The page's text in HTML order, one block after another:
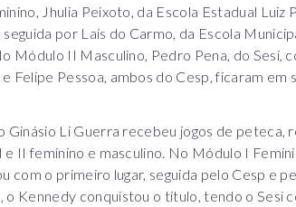
Jhulia Peixoto, da Escola Estadual Luiz
por Laís do Carmo, da Escola
Módulo II Masculino, Pedro Pena, do Sesi,
Felipe Pessoa, ambos do Cesp, ficaram em
Ginásio Li Guerra recebeu jogos de peteca,
II feminino e masculino. No Módulo I
com o primeiro lugar, seguida pelo Cesp e
o Kennedy conquistou o título, tendo o Sesi